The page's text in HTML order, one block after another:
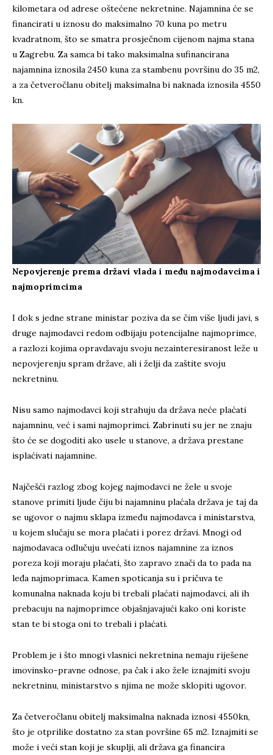
kilometara od adrese oštećene nekretnine. Najamnina će se
financirati u iznosu do maksimalno 70 kuna po metru
kvadratnom, što se smatra prosječnom cijenom najma stana
u Zagrebu. Za samca bi tako maksimalna sufinancirana
najamnina iznosila 2450 kuna za stambenu površinu do 35 m2,
a za četveročlanu obitelj maksimalna bi naknada iznosila 4550
kn.
Nepovjerenje prema državi vlada i među najmodavcima i
najmoprimcima
I dok s jedne strane ministar poziva da se čim više ljudi javi, s
druge najmodavci redom odbijaju potencijalne najmoprimce,
a razlozi kojima opravdavaju svoju nezainteresiranost leže u
nepovjerenju spram države, ali i želji da zaštite svoju
nekretninu.
Nisu samo najmodavci koji strahuju da država neće plaćati
najamninu, već i sami najmoprimci. Zabrinuti su jer ne znaju
što će se dogoditi ako usele u stanove, a država prestane
isplaćivati najamnine.
Najčešći razlog zbog kojeg najmodavci ne žele u svoje
stanove primiti ljude čiju bi najamninu plaćala država je taj da
se ugovor o najmu sklapa između najmodavca i ministarstva,
u kojem slučaju se mora plaćati i porez državi. Mnogi od
najmodavaca odlučuju uvećati iznos najamnine za iznos
poreza koji moraju plaćati, što zapravo znači da to pada na
leđa najmoprimaca. Kamen spoticanja su i pričuva te
komunalna naknada koju bi trebali plaćati najmodavci, ali ih
prebacuju na najmoprimce objašnjavajući kako oni koriste
stan te bi stoga oni to trebali i plaćati.
Problem je i što mnogi vlasnici nekretnina nemaju riješene
imovinsko-pravne odnose, pa čak i ako žele iznajmiti svoju
nekretninu, ministarstvo s njima ne može sklopiti ugovor.
Za četveročlanu obitelj maksimalna naknada iznosi 4550kn,
što je otprilike dostatno za stan površine 65 m2. Iznajmiti se
može i veći stan koji je skuplji, ali država ga financira